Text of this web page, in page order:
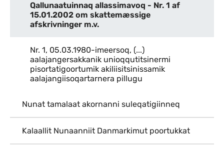
Qallunaatuinnaq allassimavoq - Nr. 1 af
15.01.2002 om skattemæssige
afskrivninger m.v.
Nr. 1, 05.03.1980-imeersoq, (...)
aalajangersakkanik unioqqutitsinermi
pisortatigoortumik akiliisitsinissamik
aalajangiisoqartarnera pillugu
Nunat tamalaat akornanni suleqatigiinneq
Kalaallit Nunaanniit Danmarkimut poortukkat